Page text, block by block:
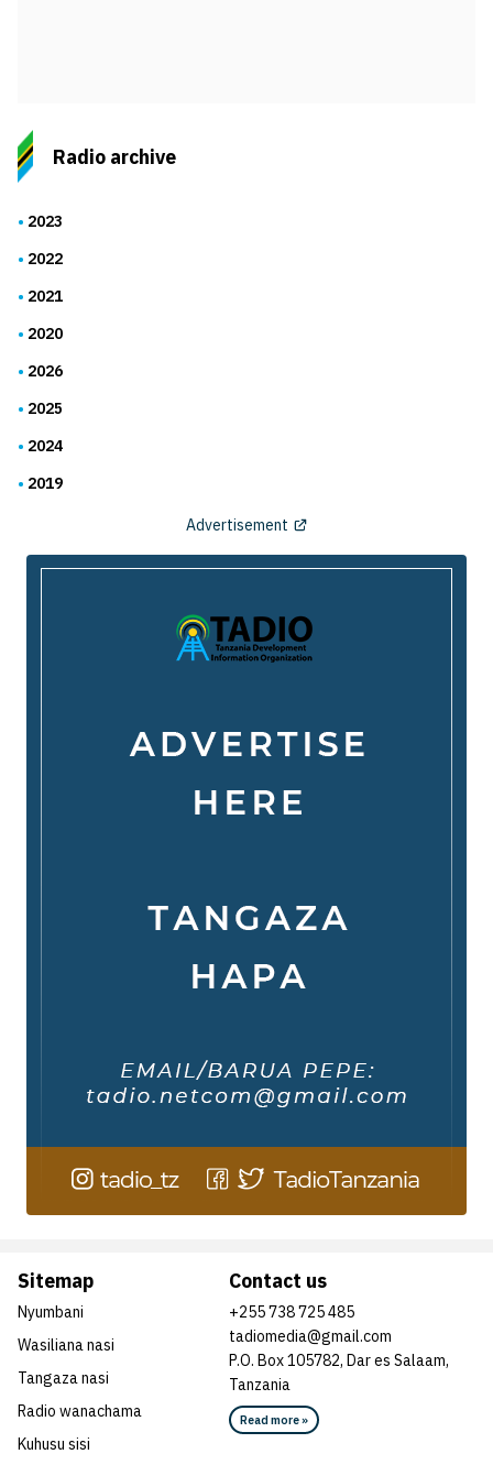
Radio archive
2023
2022
2021
2020
2026
2025
2024
2019
Advertisement
Sitemap
Nyumbani
Wasiliana nasi
Tangaza nasi
Radio wanachama
Kuhusu sisi
Contact us
+255 738 725 485
tadiomedia@gmail.com
P.O. Box 105782, Dar es Salaam,
Tanzania
Read more »